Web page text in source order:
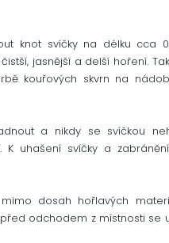
knot svíčky na délku cca
jasnější a delší hoření.
kouřových skvrn na
a nikdy se svíčkou
uhašení svíčky a
dosah hořlavých
odchodem z místnosti se